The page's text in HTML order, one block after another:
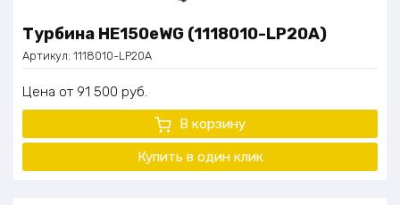
Турбина HE150eWG (1118010-LP20A)
Артикул: 1118010-LP20A
Цена 91 500 руб.
В корзину
Купить в один клик